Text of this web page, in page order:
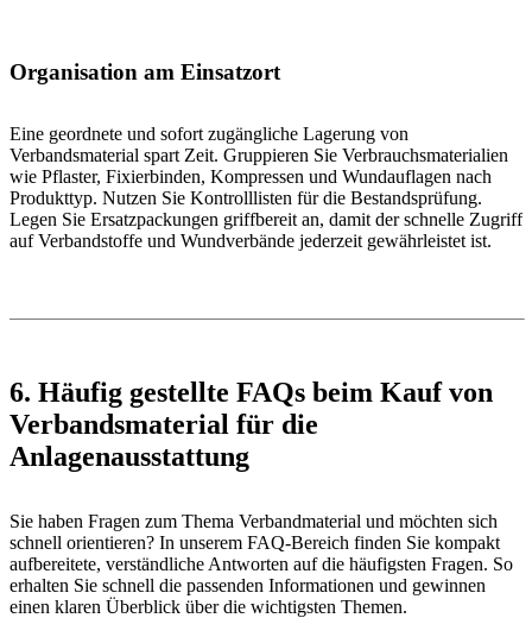
Organisation am Einsatzort
Eine geordnete und sofort zugängliche Lagerung von
Verbandsmaterial spart Zeit. Gruppieren Sie Verbrauchsmaterialien
wie Pflaster, Fixierbinden, Kompressen und Wundauflagen nach
Produkttyp. Nutzen Sie Kontrolllisten für die Bestandsprüfung.
Legen Sie Ersatzpackungen griffbereit an, damit der schnelle Zugriff
auf Verbandstoffe und Wundverbände jederzeit gewährleistet ist.
6. Häufig gestellte FAQs beim Kauf von
Verbandsmaterial für die
Anlagenausstattung
Sie haben Fragen zum Thema Verbandmaterial und möchten sich
schnell orientieren? In unserem FAQ-Bereich finden Sie kompakt
aufbereitete, verständliche Antworten auf die häufigsten Fragen. So
erhalten Sie schnell die passenden Informationen und gewinnen
einen klaren Überblick über die wichtigsten Themen.